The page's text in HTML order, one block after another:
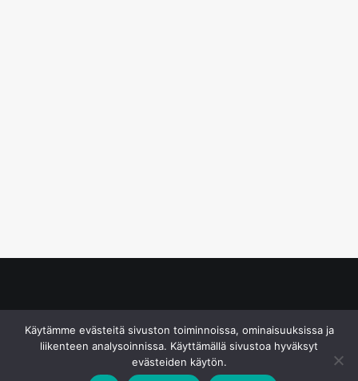
Käytämme evästeitä sivuston toiminnoissa, ominaisuuksissa ja
liikenteen analysoinnissa. Käyttämällä sivustoa hyväksyt
evästeiden käytön.